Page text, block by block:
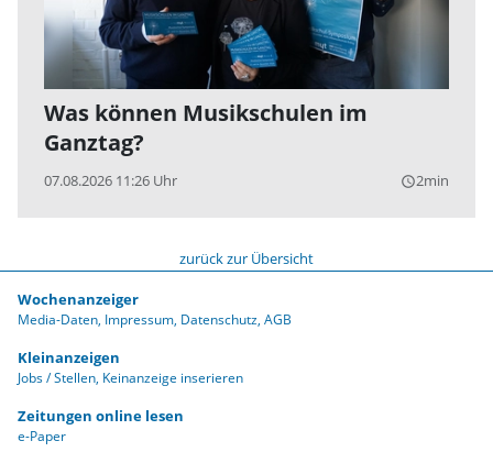
Was können Musikschulen im
Ganztag?
07.08.2026 11:26 Uhr query_builder2min
zurück zur Übersicht
Wochenanzeiger
Media-Daten Impressum Datenschutz AGB
Kleinanzeigen
Jobs / Stellen Keinanzeige inserieren
Zeitungen online lesen
e-Paper